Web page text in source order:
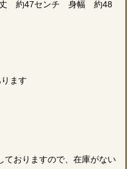
約47センチ 身幅 約48
ます
ておりますので、在庫がない